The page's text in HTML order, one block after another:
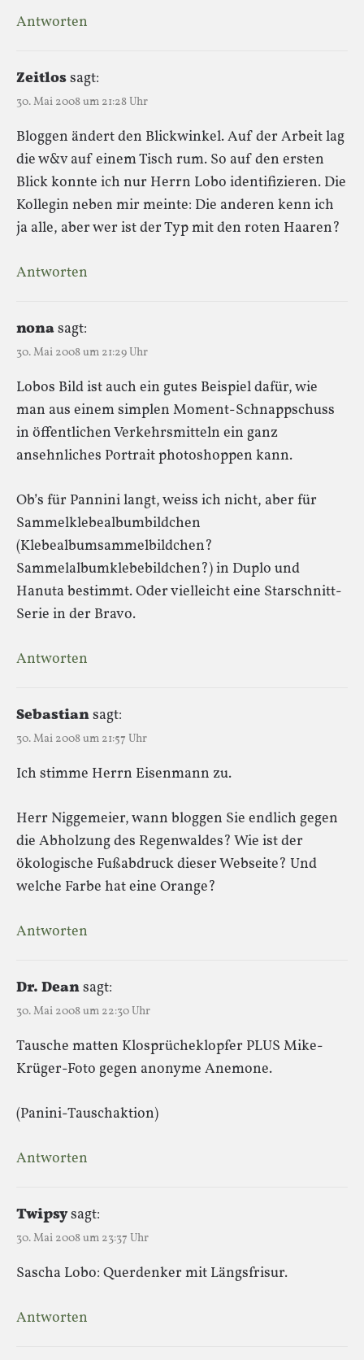
Antworten
Zeitlossagt:
30. Mai 2008 um 21:28 Uhr
Bloggen ändert den Blickwinkel. Auf der Arbeit lag
die w&v auf einem Tisch rum. So auf den ersten
Blick konnte ich nur Herrn Lobo identifizieren. Die
Kollegin neben mir meinte: Die anderen kenn ich
ja alle, aber wer ist der Typ mit den roten Haaren?
Antworten
nonasagt:
30. Mai 2008 um 21:29 Uhr
Lobos Bild ist auch ein gutes Beispiel dafür, wie
man aus einem simplen Moment-Schnappschuss
in öffentlichen Verkehrsmitteln ein ganz
ansehnliches Portrait photoshoppen kann.
Ob’s für Pannini langt, weiss ich nicht, aber für
Sammelklebealbumbildchen
(Klebealbumsammelbildchen?
Sammelalbumklebebildchen?) in Duplo und
Hanuta bestimmt. Oder vielleicht eine Starschnitt-
Serie in der Bravo.
Antworten
Sebastiansagt:
30. Mai 2008 um 21:57 Uhr
Ich stimme Herrn Eisenmann zu.
Herr Niggemeier, wann bloggen Sie endlich gegen
die Abholzung des Regenwaldes? Wie ist der
ökologische Fußabdruck dieser Webseite? Und
welche Farbe hat eine Orange?
Antworten
Dr. Deansagt:
30. Mai 2008 um 22:30 Uhr
Tausche matten Klosprücheklopfer PLUS Mike-
Krüger-Foto gegen anonyme Anemone.
(Panini-Tauschaktion)
Antworten
Twipsysagt:
30. Mai 2008 um 23:37 Uhr
Sascha Lobo: Querdenker mit Längsfrisur.
Antworten